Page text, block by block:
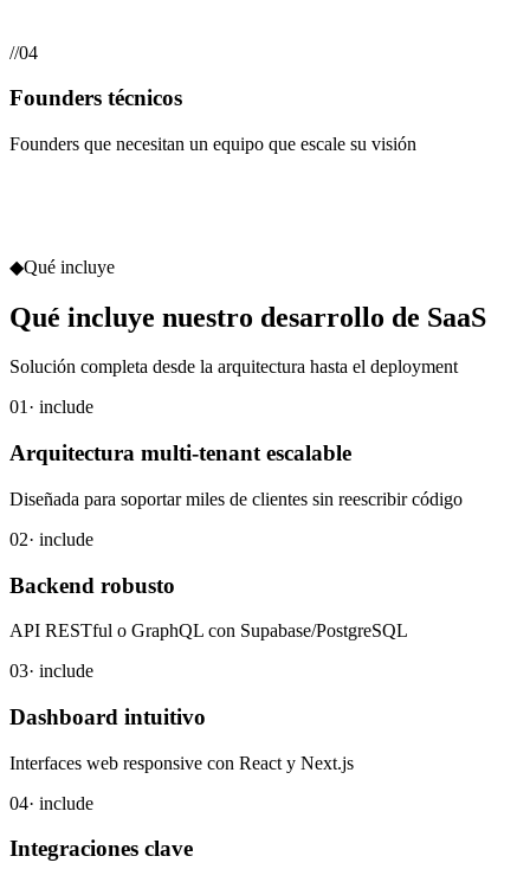
//04
Founders técnicos
Founders que necesitan un equipo que escale su visión
◆Qué incluye
Qué incluye nuestro desarrollo de SaaS
Solución completa desde la arquitectura hasta el deployment
01· include
Arquitectura multi-tenant escalable
Diseñada para soportar miles de clientes sin reescribir código
02· include
Backend robusto
API RESTful o GraphQL con Supabase/PostgreSQL
03· include
Dashboard intuitivo
Interfaces web responsive con React y Next.js
04· include
Integraciones clave